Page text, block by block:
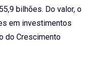
bilhões. Do valor, o
em investimentos
do Crescimento